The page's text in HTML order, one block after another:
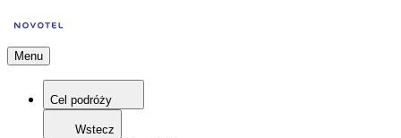
Menu
Cel podróży
Wstecz